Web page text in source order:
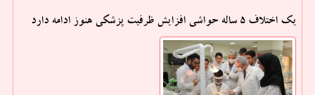
یک اختلاف ۵ ساله حواشی افزایش ظرفیت پزشکی هنوز ادامه دارد